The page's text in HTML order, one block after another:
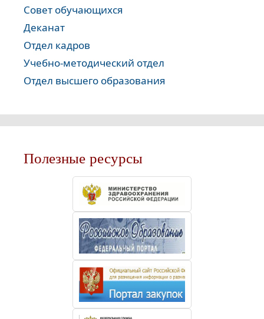
Совет обучающихся
Деканат
Отдел кадров
Учебно-методический отдел
Отдел высшего образования
Полезные ресурсы